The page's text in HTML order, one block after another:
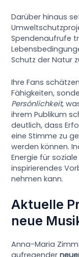
Darüber hinaus
Spendenaufrufe
Schutz der Natur
Ihre Fans
Fähigkeiten,
Persönlichkeit,
ihrem Publikum
deutlich, dass
eine Stimme zu
werden können.
Energie für
inspirierendes
nehmen kann.
Aktuelle
neue
Anna-Maria